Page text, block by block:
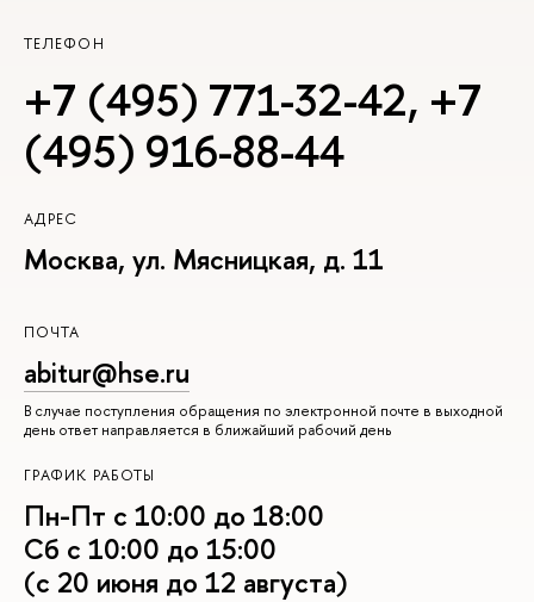
ТЕЛЕФОН
+7 (495) 771-32-42, +7
(495) 916-88-44
АДРЕС
Москва, ул. Мясницкая, д. 11
ПОЧТА
abitur@hse.ru
В случае поступления обращения по электронной почте в выходной
день ответ направляется в ближайший рабочий день
ГРАФИК РАБОТЫ
Пн-Пт с 10:00 до 18:00
Сб с 10:00 до 15:00
(с 20 июня до 12 августа)